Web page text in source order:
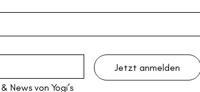
Jetzt anmelden
News von Yogi’s